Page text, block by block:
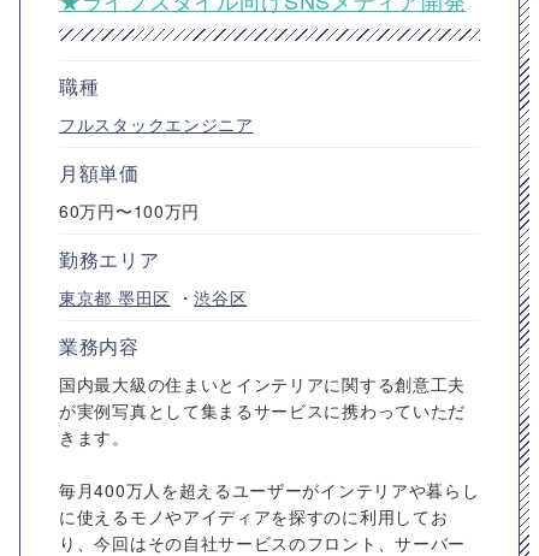
職種
フルスタックエンジニア
月額単価
60万円〜100万円
勤務エリア
東京都 墨田区 ・渋谷区
業務内容
国内最大級の住まいとインテリアに関する創意工夫
が実例写真として集まるサービスに携わっていただ
きます。
毎月400万人を超えるユーザーがインテリアや暮らし
に使えるモノやアイディアを探すのに利用してお
り、今回はその自社サービスのフロント、サーバー